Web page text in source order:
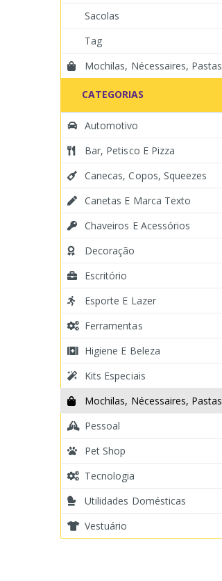
Sacolas
Tag
Mochilas, Nécessaires, Pastas
CATEGORIAS
Automotivo
Bar, Petisco E Pizza
Canecas, Copos, Squeezes
Canetas E Marca Texto
Chaveiros E Acessórios
Decoração
Escritório
Esporte E Lazer
Ferramentas
Higiene E Beleza
Kits Especiais
Mochilas, Nécessaires, Pastas
Pessoal
Pet Shop
Tecnologia
Utilidades Domésticas
Vestuário